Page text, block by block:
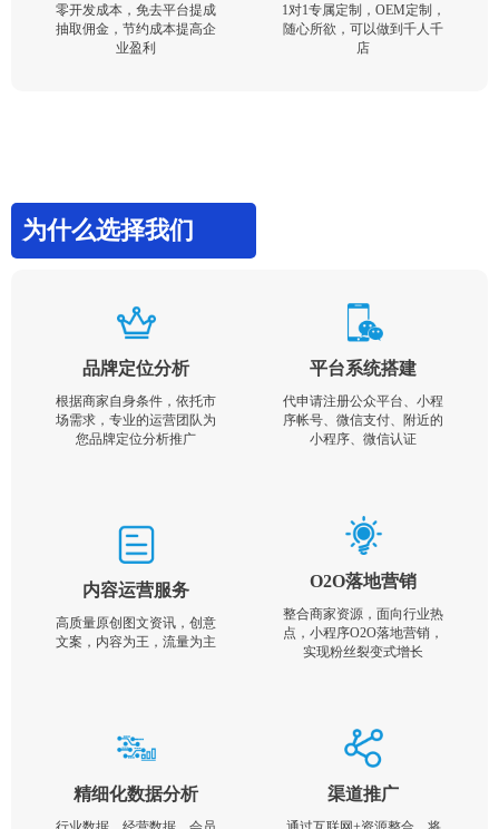
零开发成本，免去平台提成
抽取佣金，节约成本提高企
业盈利
1对1专属定制，OEM定制，
随心所欲，可以做到千人千
店
为什么选择我们
品牌定位分析
根据商家自身条件，依托市
场需求，专业的运营团队为
您品牌定位分析推广
平台系统搭建
代申请注册公众平台、小程
序帐号、微信支付、附近的
小程序、微信认证
内容运营服务
高质量原创图文资讯，创意
文案，内容为王，流量为主
O2O落地营销
整合商家资源，面向行业热
点，小程序O2O落地营销，
实现粉丝裂变式增长
精细化数据分析 渠道推广